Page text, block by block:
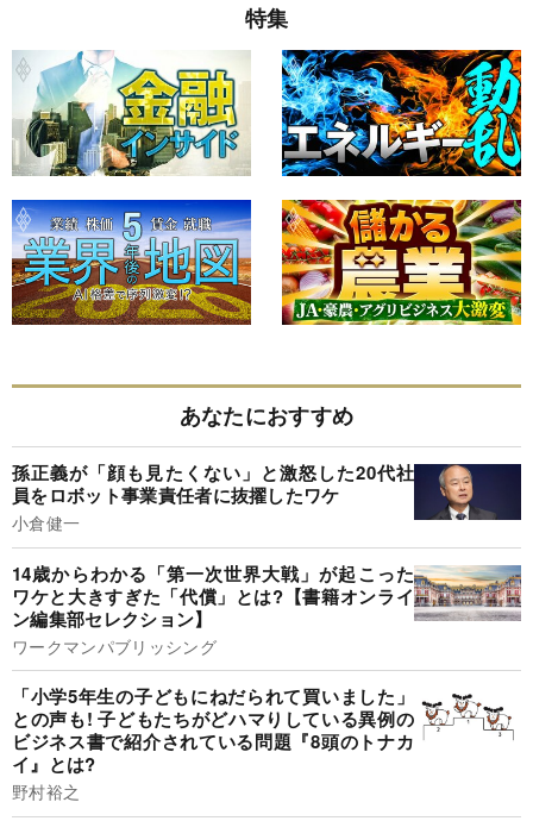
特集
あなたにおすすめ
孫正義が「顔も見たくない」と激怒した20代社
員をロボット事業責任者に抜擢したワケ
小倉健一
14歳からわかる「第一次世界大戦」が起こった
ワケと大きすぎた「代償」とは?【書籍オンライ
ン編集部セレクション】
ワークマンパブリッシング
「小学5年生の子どもにねだられて買いました」
との声も! 子どもたちがどハマりしている異例の
ビジネス書で紹介されている問題『8頭のトナカ
イ』とは?
野村裕之